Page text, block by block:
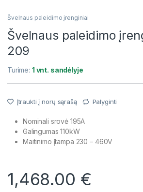
Švelnaus paleidimo įrenginiai
Švelnaus paleidimo
209
Turime: 1 vnt. sandėlyje
Įtraukti į norų sąrašą Palyginti
Nominali srovė 195A
Galingumas 110kW
Maitinimo įtampa 230 – 460V
1,468.00 €